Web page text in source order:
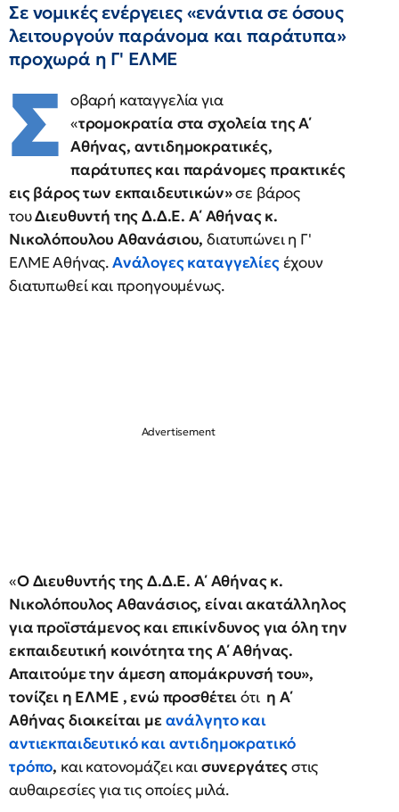
Σε νομικές ενέργειες «ενάντια σε όσους
λειτουργούν παράνομα και παράτυπα»
προχωρά η Γ' ΕΛΜΕ
Σ οβαρή καταγγελία για
«τρομοκρατία στα σχολεία της Α΄
Αθήνας, αντιδημοκρατικές,
παράτυπες και παράνομες πρακτικές
εις βάρος των εκπαιδευτικών»σε βάρος
τουΔιευθυντή της Δ.Δ.Ε. Α΄ Αθήνας κ.
Νικολόπουλου Αθανάσιου,διατυπώνει η Γ'
ΕΛΜΕ Αθήνας.Ανάλογες καταγγελίεςέχουν
διατυπωθεί και προηγουμένως.
«Ο Διευθυντής της Δ.Δ.Ε. Α΄ Αθήνας κ.
Νικολόπουλος Αθανάσιος, είναι ακατάλληλος
για προϊστάμενος και επικίνδυνος για όλη την
εκπαιδευτική κοινότητα της Α΄ Αθήνας.
Απαιτούμε την άμεση απομάκρυνσή του»,
τονίζει η ΕΛΜΕ , ενώ προσθέτειότι η Α΄
Αθήνας διοικείται μεανάλγητο και
αντιεκπαιδευτικό και αντιδημοκρατικό
τρόπο, και κατονομάζει καισυνεργάτεςστις
αυθαιρεσίες για τις οποίες μιλά.